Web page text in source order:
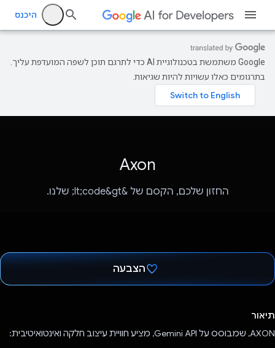
היכנס
‫Google משתמשת בטכנולוגיית AI כדי לתרגם תוכן לשפה המועדפת עליך.
בתרגומים כאלו עשויות להיות שגיאות.
Axon
החזון שלכם, הקסם של &lt;code&gt; שלנו.
הצבעה
תיאור
AXON, שמבוסס על Gemini API, מציע חוויית עיצוב חלקה ואינטואיטיבית: